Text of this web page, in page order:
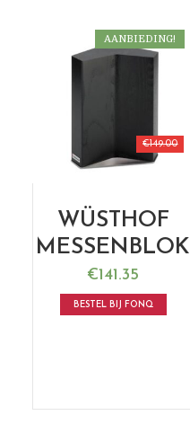
AANBIEDING!
WÜSTHOF
MESSENBLOK
€149.00
€141.35
BESTEL BIJ FONQ